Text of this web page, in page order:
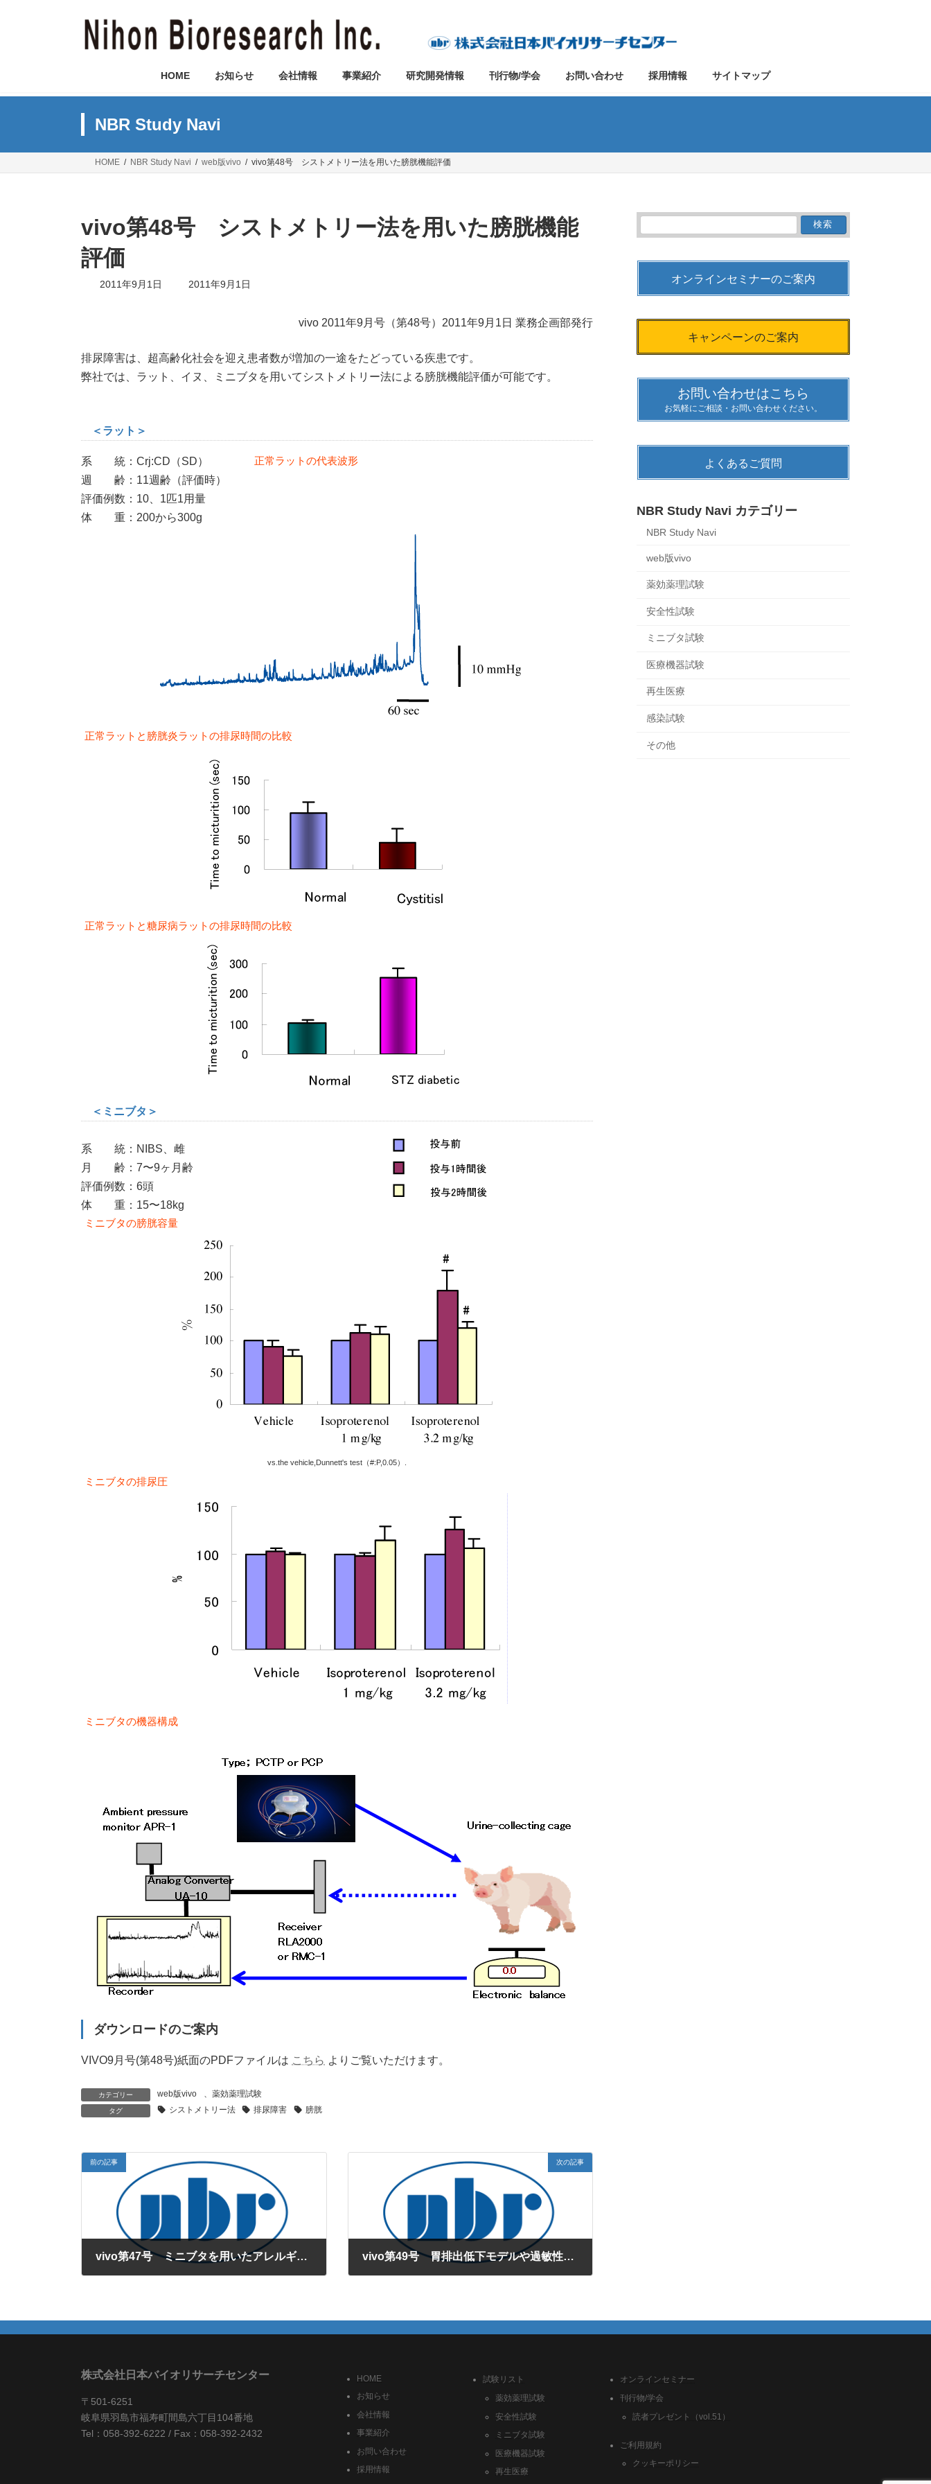
HOME お知らせ 会社情報 事業紹介 研究開発情報 刊行物/学会 お問い合わせ 採用情報 サイトマップ
NBR Study Navi
HOME NBR Study Navi web版vivo vivo第48号 シストメトリー法を用いた膀胱機能評価
vivo第48号 シストメトリー法を用いた膀胱機能
評価
2011年9月1日
最
:
2011年9月1日
vivo 2011年9月号（第48号）2011年9月1日 業務企画部発行
排尿障害は、超高齢化社会を迎え患者数が増加の一途をたどっている疾患です。
弊社では、ラット、イヌ、ミニブタを用いてシストメトリー法による膀胱機能評価が可能です。
＜ラット＞
系 統：Crj:CD（SD）
週 齢：11週齢（評価時）
評価例数：10、1匹1用量
体 重：200から300g
正常ラットの代表波形
正常ラットと膀胱炎ラットの排尿時間の比較
正常ラットと糖尿病ラットの排尿時間の比較
＜ミニブタ＞
系 統：NIBS、雌
月 齢：7〜9ヶ月齢
評価例数：6頭
体 重：15〜18kg
ミニブタの膀胱容量
vs.the vehicle,Dunnett's test（#:P,0.05）.
ミニブタの排尿圧
ミニブタの機器構成
ダウンロードのご案内
VIVO9月号(第48号)紙面のPDFファイルは こちら よりご覧いただけます。
カテゴリー web版vivo 、 薬効薬理試験
タグ シストメトリー法 排尿障害 膀胱
前の記事
vivo第47号 ミニブタを用いたアレルギー性皮膚炎モデルの確立
次の記事
vivo第49号 胃排出低下モデルや過敏性腸症候群モデルで薬効評価してみませんか？
索:
オンラインセミナーのご案内
キャンペーンのご案内
お問い合わせはこちら
お気軽にご相談・お問い合わせください。
よくあるご質問
NBR Study Navi カテゴリー
NBR Study Navi
web版vivo
薬効薬理試験
安全性試験
ミニブタ試験
医療機器試験
再生医療
感染試験
その他
株式会社日本バイオリサーチセンター
〒501-6251
岐阜県羽島市福寿町間島六丁目104番地
Tel：058-392-6222 / Fax：058-392-2432
HOME
お知らせ
会社情報
事業紹介
お問い合わせ
採用情報
試験リスト
薬効薬理試験
安全性試験
ミニブタ試験
医療機器試験
再生医療
オンラインセミナー
刊行物/学会
読者プレゼント（vol.51）
ご利用規約
クッキーポリシー